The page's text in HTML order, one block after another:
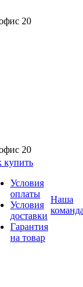
20
20
купить
Условия
оплаты
Условия
доставки
Гарантия
на товар
Наша